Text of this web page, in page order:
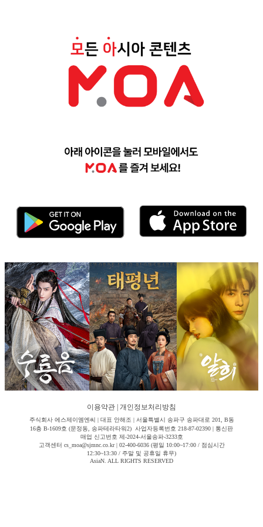
이용약관 개인정보처리방침
주식회사 에스제이엠엔씨 | 대표 안해조 | 서울특별시 송파구 송파대로 201, B동
16층 B-1609호 (문정동, 송파테라타워2) 사업자등록번호 218-87-02390 | 통신판
매업 신고번호 제-2024-서울송파-3233호
고객센터 cs_moa@sjmnc.co.kr | 02-400-6036 (평일 10:00~17:00 / 점심시간
12:30~13:30 / 주말 및 공휴일 휴무)
AsiaN. ALL RIGHTS RESERVED